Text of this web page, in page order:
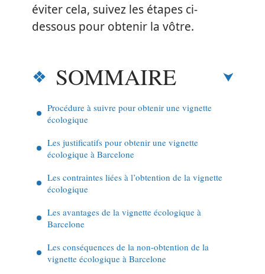
éviter cela, suivez les étapes ci-
dessous pour obtenir la vôtre.
SOMMAIRE
Procédure à suivre pour obtenir une vignette
écologique
Les justificatifs pour obtenir une vignette
écologique à Barcelone
Les contraintes liées à l’obtention de la vignette
écologique
Les avantages de la vignette écologique à
Barcelone
Les conséquences de la non-obtention de la
vignette écologique à Barcelone